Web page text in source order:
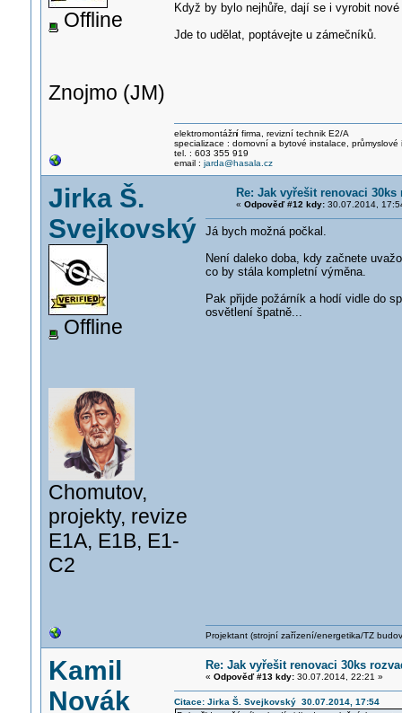
Offline
Znojmo (JM)
Když by bylo nejhůře, dají se i vyrobit
Jde to udělat, poptávejte u zámečníků.
elektromontážní firma, revizní technik E2/A
specializace : domovní a bytové instalace, průmyslové
tel. : 603 355 919
email : jarda@hasala.cz
Jirka Š.
Svejkovský
Offline
Chomutov,
projekty, revize
E1A, E1B, E1-
C2
Re: Jak vyřešit renovaci
« Odpověď #12 kdy:30.07.2014,
Já bych možná počkal.
Není daleko doba, kdy začnete
co by stála kompletní výměna.
Pak přijde požárník a hodí vidle do
osvětlení špatně...
Projektant (strojní zařízení/energetika/TZ
Kamil
Novák
Re: Jak vyřešit renovaci 30ks
« Odpověď #13 kdy:30.07.2014, 22:21 »
Citace: Jirka Š. Svejkovský 30.07.2014, 17:54